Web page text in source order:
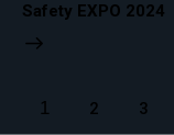
Safety EXPO 2024
1 2 3
Next